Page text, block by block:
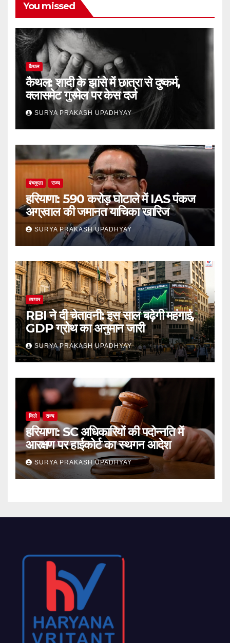
You missed
कैथल
कैथल: शादी के झांसे में छात्रा से दुष्कर्म,
क्लासमेट गुरमेल पर केस दर्ज
SURYA PRAKASH UPADHYAY
पंचकूला राज्य
हरियाणा: 590 करोड़ घोटाले में IAS पंकज
अग्रवाल की जमानत याचिका खारिज
SURYA PRAKASH UPADHYAY
व्यापार
RBI ने दी चेतावनी: इस साल बढ़ेगी महंगाई,
GDP ग्रोथ का अनुमान जारी
SURYA PRAKASH UPADHYAY
जिले राज्य
हरियाणा: SC अधिकारियों की पदोन्नति में
आरक्षण पर हाईकोर्ट का स्थगन आदेश
SURYA PRAKASH UPADHYAY